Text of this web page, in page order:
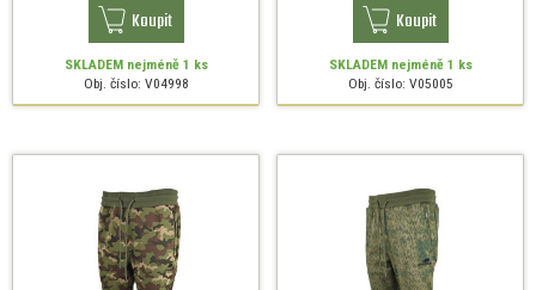
Koupit
SKLADEMnejméně 1 ks
Obj. číslo: V04998
Koupit
SKLADEMnejméně 1 ks
Obj. číslo: V05005